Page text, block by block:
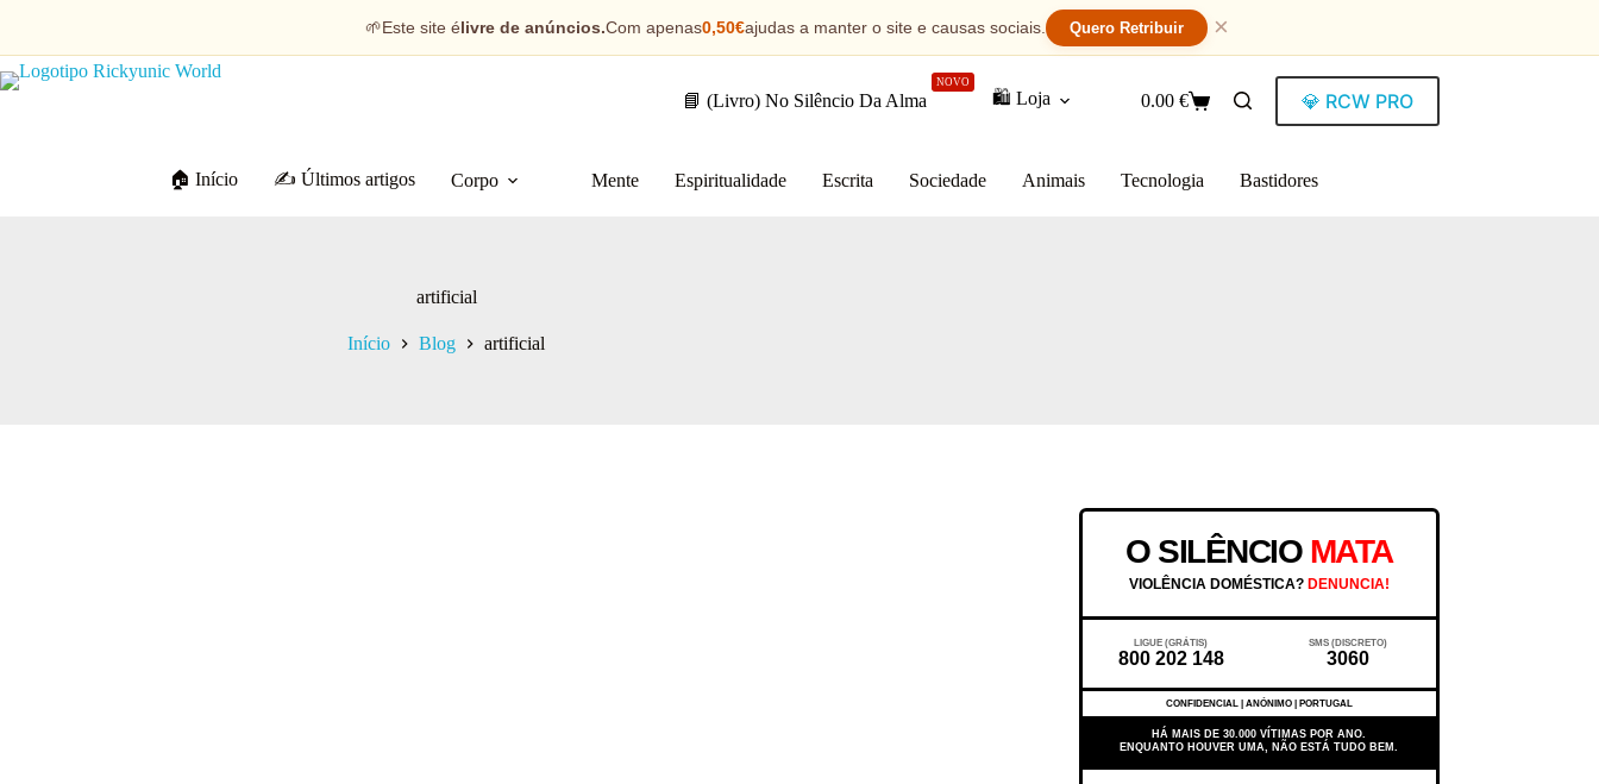
🌱Este site élivre de anúncios.Com apenas0,50€ajudas a manter o site e causas sociais. Quero Retribuir ×
📘 (Livro) No Silêncio Da Alma
NOVO
🛍️ Loja 0.00 € 💎 RCW PRO
🏠 Início ✍️ Últimos artigos Corpo Mente Espiritualidade Escrita Sociedade Animais Tecnologia Bastidores
artificial
Início Blog artificial
O SILÊNCIO MATA
VIOLÊNCIA DOMÉSTICA? DENUNCIA!
LIGUE (GRÁTIS)
800 202 148
SMS (DISCRETO)
3060
CONFIDENCIAL | ANÓNIMO | PORTUGAL
HÁ MAIS DE 30.000 VÍTIMAS POR ANO.
ENQUANTO HOUVER UMA, NÃO ESTÁ TUDO BEM.